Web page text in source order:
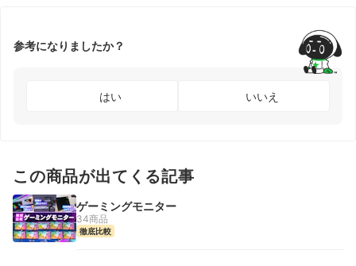
参考になりましたか？
はい いいえ
この商品が出てくる記事
ゲーミングモニター
34商品
徹底比較